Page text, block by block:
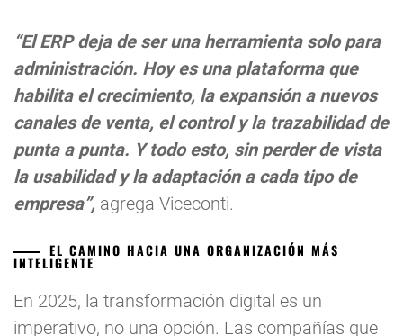
“El ERP deja de ser una herramienta solo para
administración. Hoy es una plataforma que
habilita el crecimiento, la expansión a nuevos
canales de venta, el control y la trazabilidad de
punta a punta. Y todo esto, sin perder de vista
la usabilidad y la adaptación a cada tipo de
empresa”, agrega Viceconti.
EL CAMINO HACIA UNA ORGANIZACIÓN MÁS
INTELIGENTE
En 2025, la transformación digital es un
imperativo, no una opción. Las compañías que